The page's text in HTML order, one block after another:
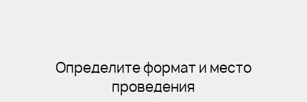
Определите формат и место
проведения